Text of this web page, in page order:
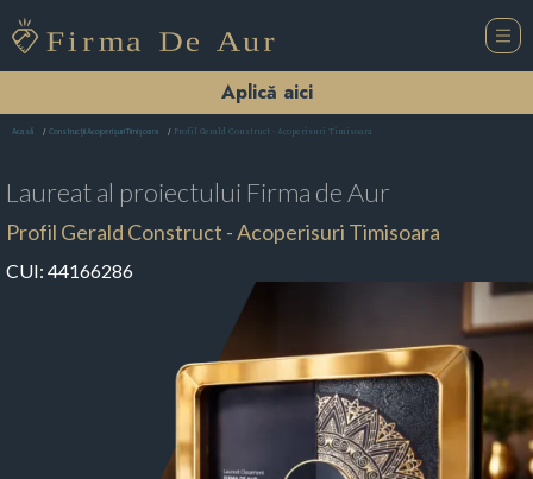
Aplică aici
Acasă Construcții Acoperișuri Timişoara Profil Gerald Construct - Acoperisuri Timisoara
Laureat al proiectului Firma de Aur
Profil Gerald Construct - Acoperisuri Timisoara
CUI: 44166286